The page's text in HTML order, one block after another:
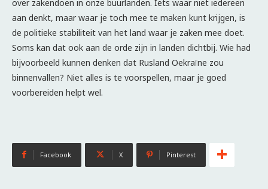
over zakendoen in onze buurlanden. Iets waar niet iedereen
aan denkt, maar waar je toch mee te maken kunt krijgen, is
de politieke stabiliteit van het land waar je zaken mee doet.
Soms kan dat ook aan de orde zijn in landen dichtbij. Wie had
bijvoorbeeld kunnen denken dat Rusland Oekraïne zou
binnenvallen? Niet alles is te voorspellen, maar je goed
voorbereiden helpt wel.
Facebook X Pinterest